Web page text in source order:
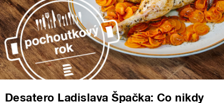
Desatero Ladislava Špačka: Co nikdy